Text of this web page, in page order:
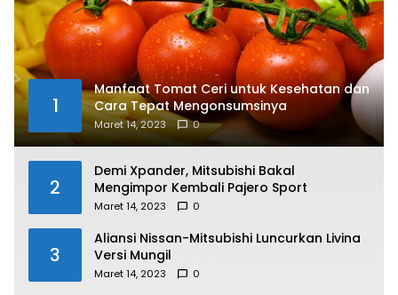
1
Manfaat Tomat Ceri untuk Kesehatan dan
Cara Tepat Mengonsumsinya
Maret 14, 2023 0
2
Demi Xpander, Mitsubishi Bakal
Mengimpor Kembali Pajero Sport
Maret 14, 2023 0
3
Aliansi Nissan-Mitsubishi Luncurkan Livina
Versi Mungil
Maret 14, 2023 0